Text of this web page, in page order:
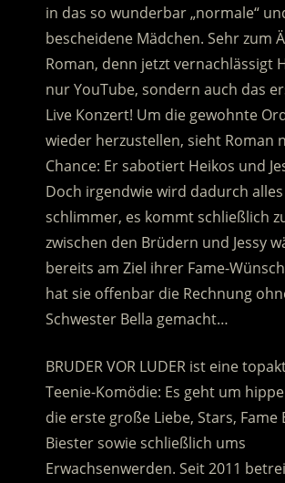
in das so wunderbar „normale“
bescheidene Mädchen. Sehr zum
Roman, denn jetzt vernachlässigt
nur YouTube, sondern auch das
Live Konzert! Um die gewohnte
wieder herzustellen, sieht Roman
Chance: Er sabotiert Heikos und
Doch irgendwie wird dadurch
schlimmer, es kommt schließlich
zwischen den Brüdern und Jessy
bereits am Ziel ihrer Fame-
hat sie offenbar die Rechnung
Schwester Bella gemacht…
BRUDER VOR LUDER ist eine
Teenie-Komödie: Es geht um
die erste große Liebe, Stars, Fame
Biester sowie schließlich ums
Erwachsenwerden. Seit 2011